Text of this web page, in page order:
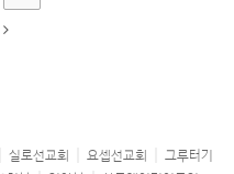
실로선교회 요셉선교회
그루터기